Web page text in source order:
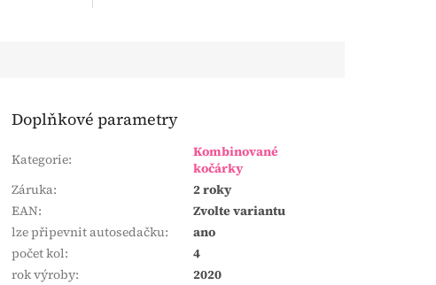
Doplňkové parametry
Kategorie:
Kombinované
kočárky
Záruka:
2 roky
EAN:
Zvolte variantu
lze připevnit autosedačku:
ano
počet kol:
4
rok výroby:
2020